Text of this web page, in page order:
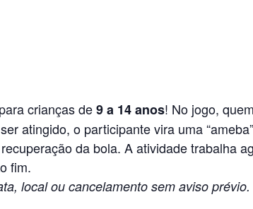
crianças de9 a 14 anos! No jogo,
atingido, o participante vira uma
da bola. A atividade trabalha
fim.
local ou cancelamento sem aviso prévio.